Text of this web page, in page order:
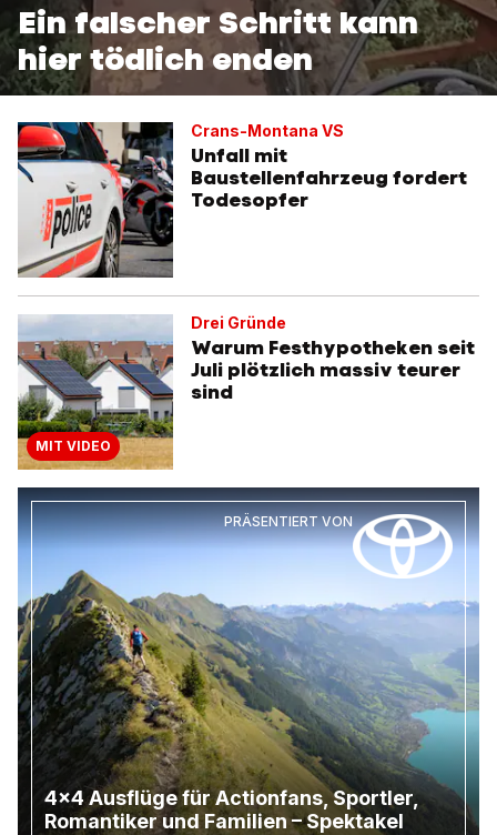
Ein falscher Schritt kann
hier tödlich enden
Crans-Montana VS
Unfall mit
Baustellenfahrzeug fordert
Todesopfer
MIT VIDEO
Drei Gründe
Warum Festhypotheken seit
Juli plötzlich massiv teurer
sind
PRÄSENTIERT VON
4x4 Ausflüge für Actionfans, Sportler,
Romantiker und Familien – Spektakel